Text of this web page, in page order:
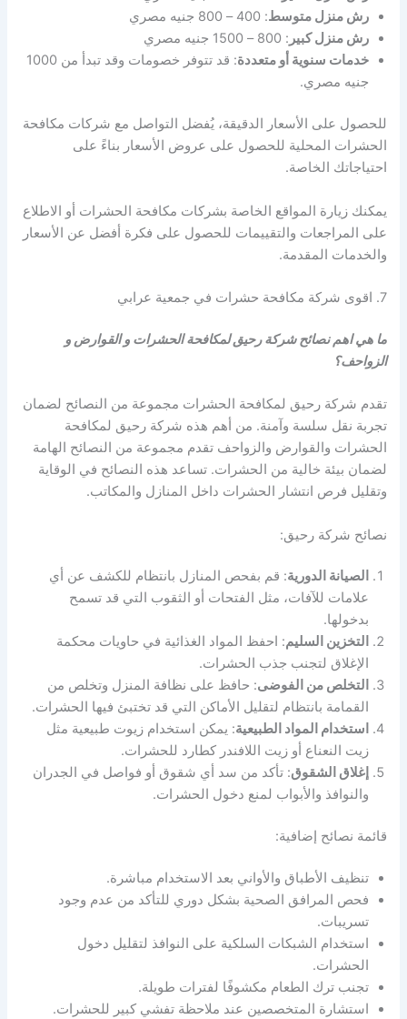
رش منزل متوسط: 400 – 800 جنيه مصري
رش منزل كبير : 800 – 1500 جنيه مصري
خدمات سنوية أو متعددة
: قد تتوفر خصومات وقد تبدأ من 1000
جنيه مصري.
للحصول على الأسعار الدقيقة، يُفضل التواصل مع شركات مكافحة
الحشرات المحلية للحصول على عروض الأسعار بناءً على
احتياجاتك الخاصة.
يمكنك زيارة المواقع الخاصة بشركات مكافحة الحشرات أو الاطلاع
على المراجعات والتقييمات للحصول على فكرة أفضل عن الأسعار
والخدمات المقدمة.
7. اقوى شركة مكافحة حشرات في جمعية عرابي
ما هي اهم نصائح شركة رحيق لمكافحة الحشرات و القوارض و
الزواحف؟
تقدم شركة رحيق لمكافحة الحشرات مجموعة من النصائح لضمان
تجربة نقل سلسة وآمنة. من أهم هذه شركة رحيق لمكافحة
الحشرات والقوارض والزواحف تقدم مجموعة من النصائح الهامة
لضمان بيئة خالية من الحشرات. تساعد هذه النصائح في الوقاية
وتقليل فرص انتشار الحشرات داخل المنازل والمكاتب.
نصائح شركة رحيق:
الصيانة الدورية: قم بفحص المنازل بانتظام للكشف عن أي
علامات للآفات، مثل الفتحات أو الثقوب التي قد تسمح
بدخولها.
التخزين السليم: احفظ المواد الغذائية في حاويات محكمة
الإغلاق لتجنب جذب الحشرات.
التخلص من الفوضى: حافظ على نظافة المنزل وتخلص من
القمامة بانتظام لتقليل الأماكن التي قد تختبئ فيها الحشرات.
استخدام المواد الطبيعية: يمكن استخدام زيوت طبيعية مثل
زيت النعناع أو زيت اللافندر كطارد للحشرات.
إغلاق الشقوق: تأكد من سد أي شقوق أو فواصل في الجدران
والنوافذ والأبواب لمنع دخول الحشرات.
قائمة نصائح إضافية:
تنظيف الأطباق والأواني بعد الاستخدام مباشرة.
فحص المرافق الصحية بشكل دوري للتأكد من عدم وجود
تسريبات.
استخدام الشبكات السلكية على النوافذ لتقليل دخول
الحشرات.
تجنب ترك الطعام مكشوفًا لفترات طويلة.
استشارة المتخصصين عند ملاحظة تفشي كبير للحشرات.